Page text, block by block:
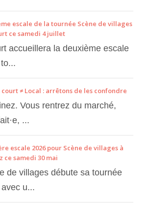
escale de la tournée Scène de villages
ce samedi 4 juillet
accueillera la deuxième escale
≠ Local : arrêtons de les confondre
Vous rentrez du marché,
...
escale 2026 pour Scène de villages à
ce samedi 30 mai
de villages débute sa tournée
u...